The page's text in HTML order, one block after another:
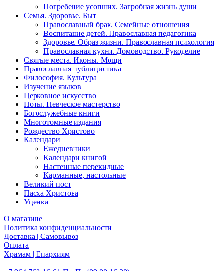
Погребение усопших. Загробная жизнь души
Семья. Здоровье. Быт
Православный брак. Семейные отношения
Воспитание детей. Православная педагогика
Здоровье. Образ жизни. Православная психология
Православная кухня. Домоводство. Рукоделие
Святые места. Иконы. Мощи
Православная публицистика
Философия. Культура
Изучение языков
Церковное искусство
Ноты. Певческое мастерство
Богослужебные книги
Многотомные издания
Рождество Христово
Календари
Ежедневники
Календари книгой
Настенные перекидные
Карманные, настольные
Великий пост
Пасха Христова
Уценка
О магазине
Политика конфиденциальности
Доставка | Самовывоз
Оплата
Храмам | Епархиям